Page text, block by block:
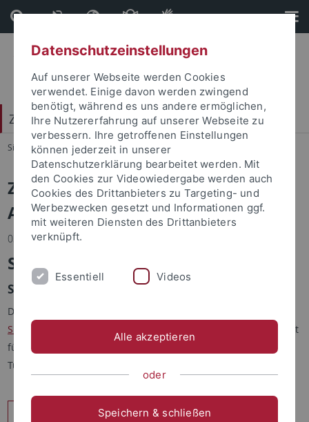
Direkt
zum
Inhalt
Direkt
zur
Fußleiste
Zentrum für Datenverarbeitung (ZDV)
Sie sind hier: Startseite ... Zentrum für Datenverarbeitung
Zentrum für Datenverarbeitung -
Archiv
03.08.2022
Stata SE
Site License wird nicht weiter verlängert
Die vor zwei Jahren abgeschlossene Site License für
SE
wird nicht weiter verlängert. Damit läuft das Nutzungsrecht
für die Mitarbeitenden und Studierenden an der Universität
Tübingen zum 17. August 2022 aus.
Datenschutzeinstellungen
Auf unserer Webseite werden Cookies
verwendet. Einige davon werden zwingend
benötigt, während es uns andere ermöglichen,
Ihre Nutzererfahrung auf unserer Webseite zu
verbessern. Ihre getroffenen Einstellungen
können jederzeit in unserer
Datenschutzerklärung bearbeitet werden. Mit
den Cookies zur Videowiedergabe werden auch
Cookies des Drittanbieters zu Targeting- und
Werbezwecken gesetzt und Informationen ggf.
mit weiteren Diensten des Drittanbieters
verknüpft.
Essentiell Videos
Alle akzeptieren
oder
Speichern & schließen